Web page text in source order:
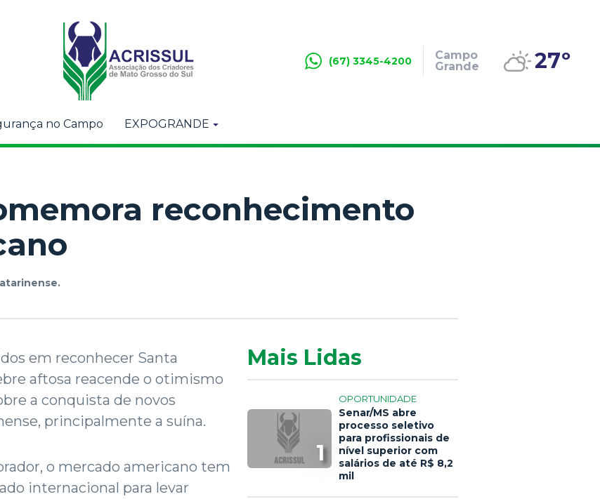
(67) 3345-4200
Campo
Grande
27º
no Campo EXPOGRANDE
reconhecimento
em reconhecer Santa
aftosa reacende o otimismo
a conquista de novos
principalmente a suína.
o mercado americano tem
internacional para levar
Mais Lidas
1
OPORTUNIDADE
Senar/MS abre
processo seletivo
para profissionais de
nível superior com
salários de até R$ 8,2
mil